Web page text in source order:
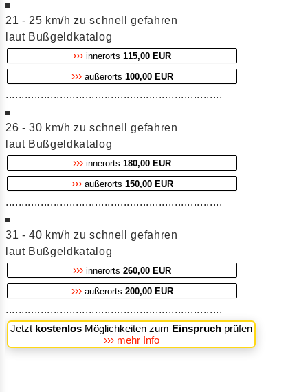
21 - 25 km/h zu schnell gefahren
laut Bußgeldkatalog
››› innerorts 115,00 EUR
›››außerorts 100,00 EUR
....................................................................
26 - 30 km/h zu schnell gefahren
laut Bußgeldkatalog
››› innerorts 180,00 EUR
›››außerorts 150,00 EUR
....................................................................
31 - 40 km/h zu schnell gefahren
laut Bußgeldkatalog
››› innerorts 260,00 EUR
›››außerorts 200,00 EUR
....................................................................
Jetzt kostenlos Möglichkeiten zum Einspruch prüfen
››› mehr Info